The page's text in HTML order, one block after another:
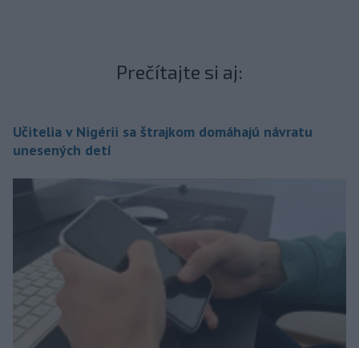
Prečítajte si aj:
Učitelia v Nigérii sa štrajkom domáhajú návratu
unesených detí